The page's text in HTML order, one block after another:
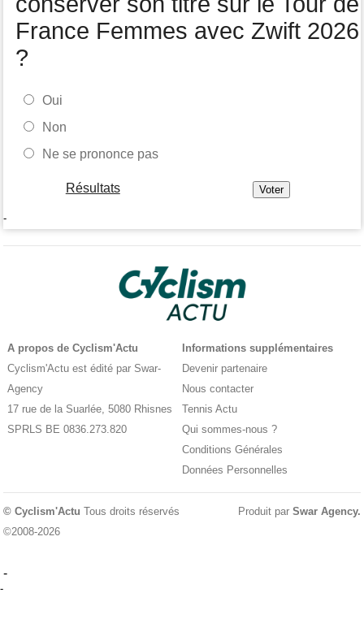
France Femmes avec Zwift 2026
?
Oui
Non
Ne se prononce pas
Résultats
-
A propos de Cyclism'Actu
Cyclism'Actu est édité par Swar-
Agency
17 rue de la Suarlée, 5080 Rhisnes
SPRLS BE 0836.273.820
Informations supplémentaires
Devenir partenaire
Nous contacter
Tennis Actu
Qui sommes-nous ?
Conditions Générales
Données Personnelles
© Cyclism'Actu Tous droits réservés
©2008-2026
Produit par Swar Agency.
-
-